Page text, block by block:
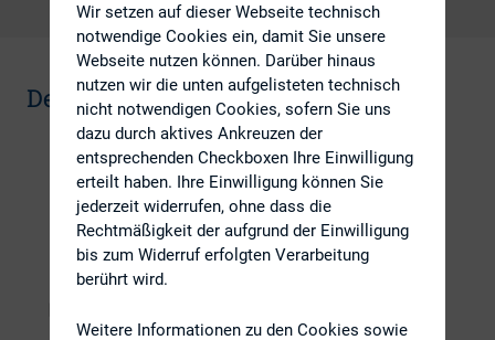
Deutscher IR-Preis
Wir setzen auf dieser Webseite technisch
notwendige Cookies ein, damit Sie unsere
Webseite nutzen können. Darüber hinaus
nutzen wir die unten aufgelisteten technisch
nicht notwendigen Cookies, sofern Sie uns
dazu durch aktives Ankreuzen der
entsprechenden Checkboxen Ihre Einwilligung
erteilt haben. Ihre Einwilligung können Sie
jederzeit widerrufen, ohne dass die
Rechtmäßigkeit der aufgrund der Einwilligung
bis zum Widerruf erfolgten Verarbeitung
berührt wird.
Weitere Informationen zu den Cookies sowie